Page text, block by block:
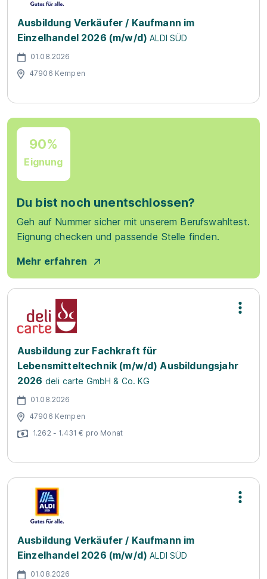
Ausbildung Verkäufer / Kaufmann im
Einzelhandel 2026 (m/w/d) ALDI SÜD
01.08.2026
47906 Kempen
90%
Eignung
Du bist noch unentschlossen?
Geh auf Nummer sicher mit unserem Berufswahltest.
Eignung checken und passende Stelle finden.
Mehr erfahren
Ausbildung zur Fachkraft für
Lebensmitteltechnik (m/w/d) Ausbildungsjahr
2026 deli carte GmbH & Co. KG
01.08.2026
47906 Kempen
1.262 - 1.431 € pro Monat
Ausbildung Verkäufer / Kaufmann im
Einzelhandel 2026 (m/w/d) ALDI SÜD
01.08.2026